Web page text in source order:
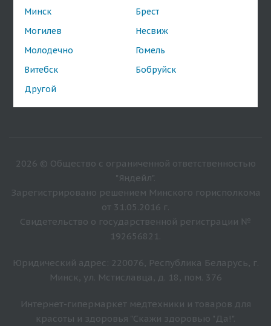
Минск
Брест
Могилев
Несвиж
Молодечно
Гомель
Витебск
Бобруйск
Другой
Оставайтесь на связи
Наши контакты
2026 © Общество с ограниченной ответственностью
"Яндейл".
Зарегистрировано решением Минского горисполкома
от 31.05.2016 г.
Свидетельство о государственной регистрации №
192656821.
Юридический адрес: 220076, Республика Беларусь, г.
Минск, ул. Мстиславца, д. 18, пом. 376
Интернет-гипермаркет медтехники и товаров для
красоты и здоровья "Скажи здоровью "Да!".